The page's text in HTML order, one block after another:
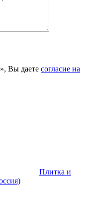
Вы даете согласие на
Плитка и